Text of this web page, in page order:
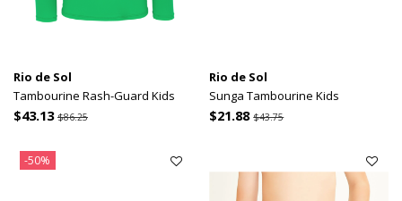
Rio de Sol
Tambourine Rash-Guard Kids
$43.13 $86.25
Rio de Sol
Sunga Tambourine Kids
$21.88$43.75
-50%